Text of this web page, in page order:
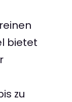
bietet
zu